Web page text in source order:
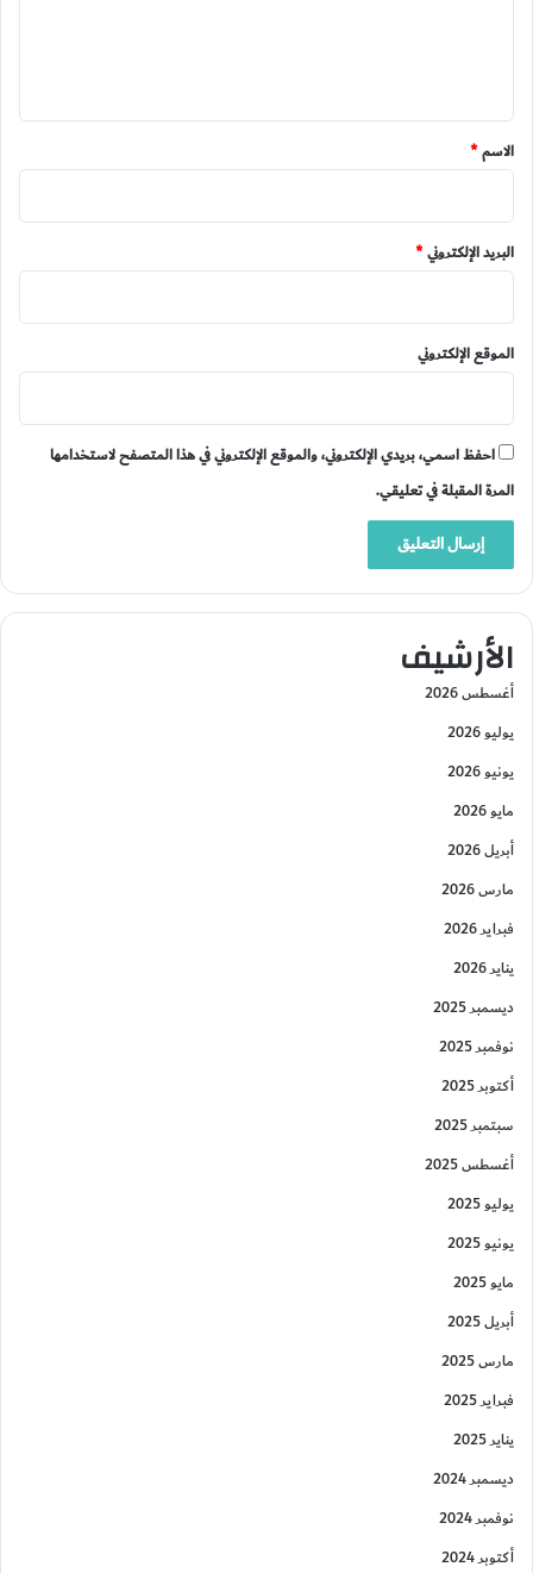
*
الاسم*
البريد الإلكتروني*
الموقع الإلكتروني
احفظ اسمي، بريدي الإلكتروني، والموقع الإلكتروني في هذا المتصفح لاستخدامها
المرة المقبلة في تعليقي.
الأرشيف
أغسطس 2026
يوليو 2026
يونيو 2026
مايو 2026
أبريل 2026
مارس 2026
فبراير 2026
يناير 2026
ديسمبر 2025
نوفمبر 2025
أكتوبر 2025
سبتمبر 2025
أغسطس 2025
يوليو 2025
يونيو 2025
مايو 2025
أبريل 2025
مارس 2025
فبراير 2025
يناير 2025
ديسمبر 2024
نوفمبر 2024
أكتوبر 2024